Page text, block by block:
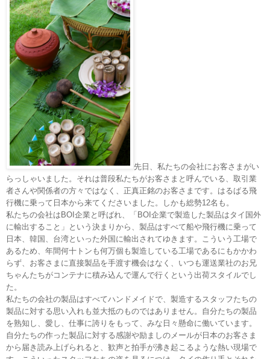
先日、私たちの会社にお客さまがい
らっしゃいました。それは普段私たちがお客さまと呼んでいる、取引業
者さんや関係者の方々ではなく、正真正銘のお客さまです。はるばる飛
行機に乗って日本から来てくださいました。しかも総勢12名も。
私たちの会社は BOI 企業と呼ばれ、「 BOI 企業で製造した製品はタイ国外
に輸出すること」という決まりから、製品はすべて船や飛行機に乗って
日本、韓国、台湾といった外国に輸出されてゆきます。こういう工場で
あるため、年間何十トンも何万個も製造している工場であるにもかかわ
らず、お客さまに直接製品を手渡す機会はなく、いつも運送業社のお兄
ちゃんたちがコンテナに積み込んで運んで行くという出荷スタイルでし
た。
私たちの会社の製品はすべてハンドメイドで、製造するスタッフたちの
製品に対する思い入れも並大抵のものではありません。自分たちの製品
を熟知し、愛し、仕事に誇りをもって、みな日々懸命に働いています。
自分たちの作った製品に対する感謝や励ましのメールが日本のお客さま
から届き読み上げられると、歓声と拍手が沸き起こるような熱い現場で